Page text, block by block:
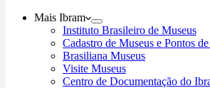
Mais Ibram
Instituto Brasileiro de Museus
Cadastro de Museus e Pontos
Brasiliana Museus
Visite Museus
Centro de Documentação do